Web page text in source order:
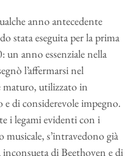
anno antecedente
stata eseguita per la prima
un anno essenziale nella
l’affermarsi nel
utilizzato in
di considerevole impegno.
i legami evidenti con i
s’intravedono già
di Beethoven e di